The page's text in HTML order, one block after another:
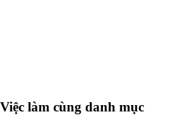
Việc làm cùng danh mục